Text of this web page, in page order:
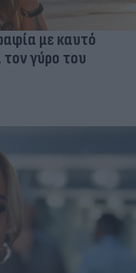
με καυτό
τον γύρο του